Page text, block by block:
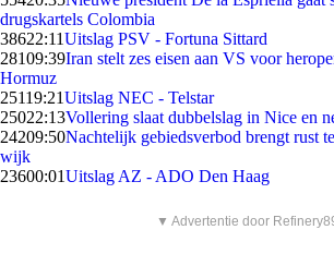
drugskartels Colombia
38622:11Uitslag PSV - Fortuna Sittard
28109:39Iran stelt zes eisen aan VS voor
Hormuz
25119:21Uitslag NEC - Telstar
25022:13Vollering slaat dubbelslag in Nice en
24209:50Nachtelijk gebiedsverbod brengt rust
wijk
23600:01Uitslag AZ - ADO Den Haag
▼ Advertentie door